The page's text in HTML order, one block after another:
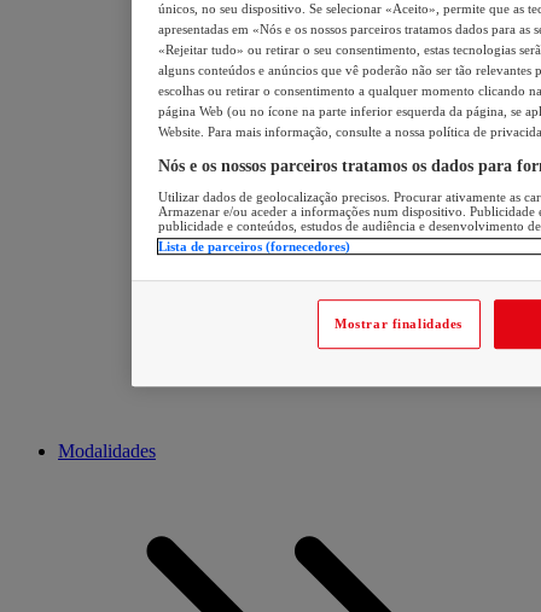
Modalidades
únicos, no seu dispositivo. Se selecionar «Aceito», permite que as
apresentadas em «Nós e os nossos parceiros tratamos dados para
«Rejeitar tudo» ou retirar o seu consentimento, estas tecnologias
alguns conteúdos e anúncios que vê poderão não ser tão relevantes
escolhas ou retirar o consentimento a qualquer momento clicando
página Web (ou no ícone na parte inferior esquerda da página, se
Website. Para mais informação, consulte a nossa política de
Nós e os nossos parceiros tratamos os dados para
Utilizar dados de geolocalização precisos. Procurar ativamente as
Armazenar e/ou aceder a informações num dispositivo. Publicidade
publicidade e conteúdos, estudos de audiência e desenvolvimento
Lista de parceiros (fornecedores)
Mostrar finalidades